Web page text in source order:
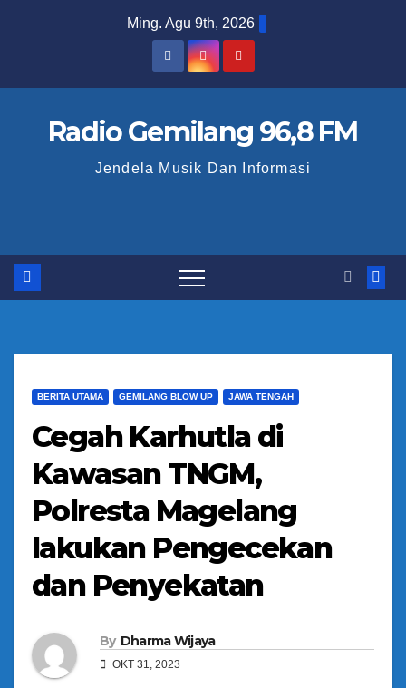
t
Ming. Agu 9th, 2026
Radio Gemilang 96,8 FM
Jendela Musik Dan Informasi
BERITA UTAMA GEMILANG BLOW UP JAWA TENGAH
Cegah Karhutla di
Kawasan TNGM,
Polresta Magelang
lakukan Pengecekan
dan Penyekatan
By Dharma Wijaya
OKT 31, 2023